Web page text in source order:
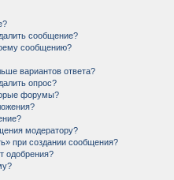
сообщение?
сообщению?
вариантов ответа?
опрос?
форумы?
модератору?
при создании сообщения?
одобрения?